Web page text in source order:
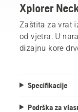
Xplorer
Zaštita za vrat
od vjetra. U
dizajnu kore
Specifikacije
Podrška za